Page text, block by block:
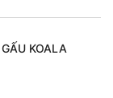
KOALA